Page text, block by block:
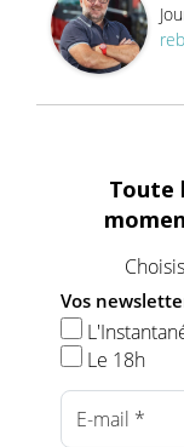
Toute
Vos
Le 18h